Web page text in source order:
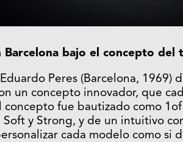
Barcelona bajo el concepto
Peres (Barcelona, 1969)
un concepto innovador, que
concepto fue bautizado como
Soft y Strong, y de un intuitivo
cada modelo como si